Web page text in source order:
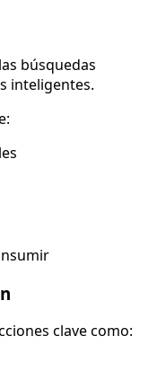
búsquedas
inteligentes.
clave como: